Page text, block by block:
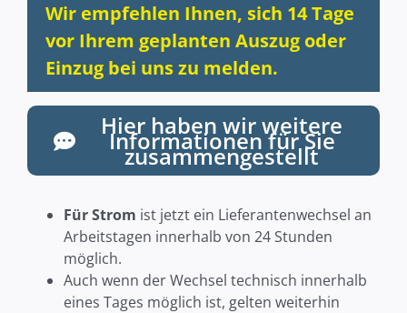
Wir empfehlen Ihnen, sich 14 Tage
vor Ihrem geplanten Auszug oder
Einzug bei uns zu melden.
Hier haben wir weitere
Informationen für Sie
zusammengestellt
Für Strom ist jetzt ein Lieferantenwechsel an
Arbeitstagen innerhalb von 24 Stunden
möglich.
Auch wenn der Wechsel technisch innerhalb
eines Tages möglich ist, gelten weiterhin